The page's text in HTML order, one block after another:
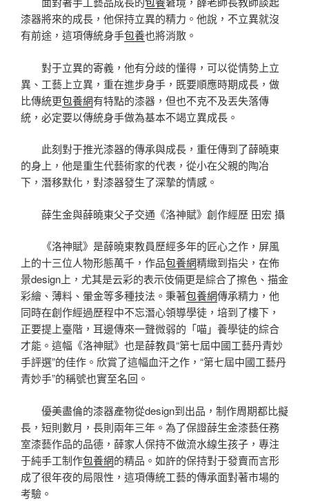
漆器將來的成長，他保持立異的精力。他說，不立異就沒
有前途，這項傳統身手包養也將消散。
對于立異的寄義，他有分歧的懂得，可以從情勢上立
異、工藝上立異，重在進步身手，既要順應時期成長，做
比傳統更包養網有特點的漆器，但也不克不及丟失落傳
統，必定要以傳統身手做為基本不竭立異成長。
此刻對于推光漆器的傳承與成長，重任傳到了薛曉東
的身上，他是重生代藝術家的代表，從小在父親的陶冶
下，潛移默化，對漆器發生了深摯的情感。
薛生金與薛曉東父子交通《洛神賦》創作經歷 田宏 攝
《洛神賦》是薛曉東教員歷經多年的匠心之作，屏風
上的十三位人物形態萬千，作品包養網精緻到指尖，在佈
景design上，尤其是云彩的表示伎倆更是綜合了擦色、描金
彩繪、薄料、暈金等多種技法。秉著包養網傳承精力，他
同時在創作經過歷程中不忘潛心領導學徒，培到了樓下，
正要提上臺階，耳邊傳來一聲微弱的「喵」養學徒的綜合
才能。這幅《洛神賦》也是薛教員“第七屆中國工藝丹青妙
手評選”的佳作。欣賞了這幅血汗之作，“第七屆中國工藝丹
青妙手”的稱號也實至名回。
優美盡倫的漆器產物從design到出品，制作周期都比擬
長，短則數月，長則兩年三年。為了保證薛生金漆藝任務
室漆藝作品的品德，薛家人保持不做流水線生孩子，專注
于純手工制作包養網的精品。如許的保持對于發賣而言形
成了很年夜的局限性，這項傳統工藝的傳承面對著市場的
考驗。